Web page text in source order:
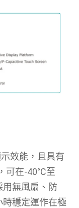
效能，且具有
可在-40°C至
用無風扇、防
穩定運作在極